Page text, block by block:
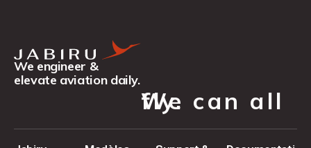
We engineer &
elevate aviation daily.
We can all fly.